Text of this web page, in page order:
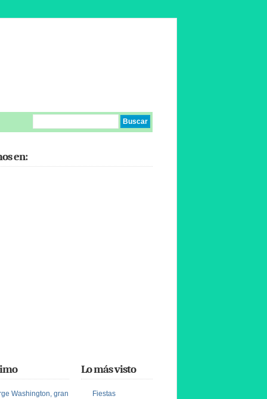
en:
Washington, gran
Lo más visto
Fiestas